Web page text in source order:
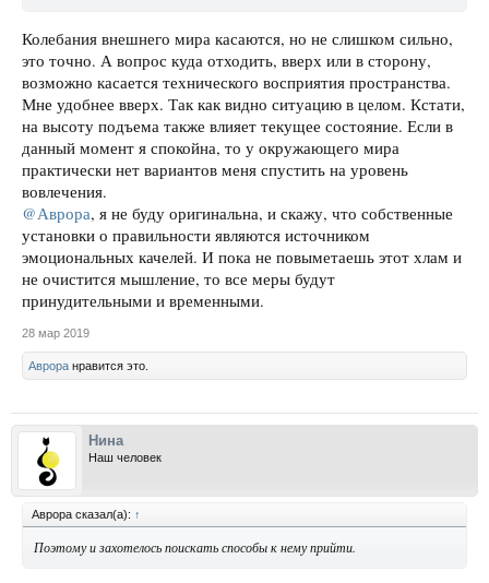
Колебания внешнего мира касаются, но не слишком сильно,
это точно. А вопрос куда отходить, вверх или в сторону,
возможно касается технического восприятия пространства.
Мне удобнее вверх. Так как видно ситуацию в целом. Кстати,
на высоту подъема также влияет текущее состояние. Если в
данный момент я спокойна, то у окружающего мира
практически нет вариантов меня спустить на уровень
вовлечения.
@Аврора, я не буду оригинальна, и скажу, что собственные
установки о правильности являются источником
эмоциональных качелей. И пока не повыметаешь этот хлам и
не очистится мышление, то все меры будут
принудительными и временными.
28 мар 2019
Аврора нравится это.
Нина
Наш человек
Аврора сказал(а): ↑
Поэтому и захотелось поискать способы к нему прийти.